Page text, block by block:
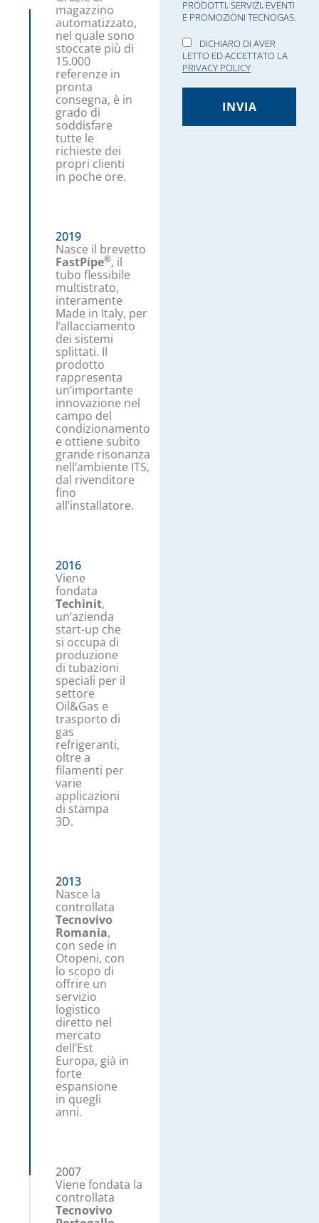
magazzino
automatizzato,
nel quale sono
stoccate più di
15.000
referenze in
pronta
consegna, è in
grado di
soddisfare
tutte le
richieste dei
propri clienti
in poche ore.
2019
Nasce il brevetto
FastPipe®, il
tubo flessibile
multistrato,
interamente
Made in Italy, per
l’allacciamento
dei sistemi
splittati. Il
prodotto
rappresenta
un’importante
innovazione nel
campo del
condizionamento
e ottiene subito
grande risonanza
nell’ambiente ITS,
dal rivenditore
fino
all’installatore.
2016
Viene
fondata
Techinit,
un’azienda
start-up che
si occupa di
produzione
di tubazioni
speciali per il
settore
Oil&Gas e
trasporto di
gas
refrigeranti,
oltre a
filamenti per
varie
applicazioni
di stampa
3D.
2013
Nasce la
controllata
Tecnovivo
Romania,
con sede in
Otopeni, con
lo scopo di
offrire un
servizio
logistico
diretto nel
mercato
dell’Est
Europa, già in
forte
espansione
in quegli
anni.
2007
Viene fondata la
controllata
Tecnovivo
PRODOTTI, SERVIZI, EVENTI
E PROMOZIONI TECNOGAS.
DICHIARO DI AVER
LETTO ED ACCETTATO LA
PRIVACY POLICY